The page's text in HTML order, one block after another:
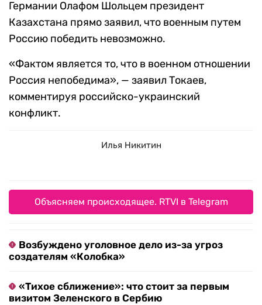
Германии Олафом Шольцем президент
Казахстана прямо заявил, что военным путем
Россию победить невозможно.
«Фактом является то, что в военном отношении
Россия непобедима», — заявил Токаев,
комментируя российско-украинский
конфликт.
Илья Никитин
Объясняем происходящее. RTVI в Telegram
Возбуждено уголовное дело из-за угроз
создателям «Колобка»
«Тихое сближение»: что стоит за первым
визитом Зеленского в Сербию